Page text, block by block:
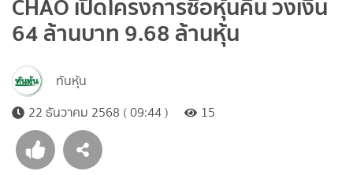
64 ล้านบาท 9.68 ล้านหุ้น
ทันหุ้น
22 ธันวาคม 2568 ( 09:44 )
15